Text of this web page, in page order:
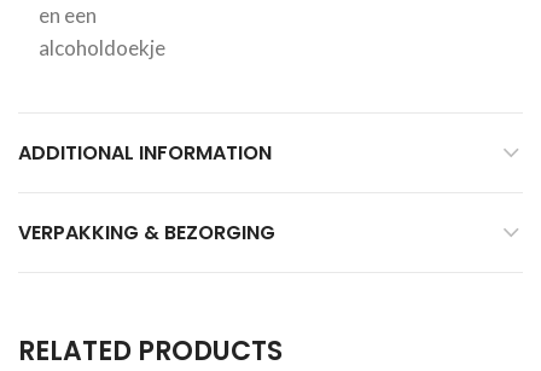
en een
alcoholdoekje
ADDITIONAL INFORMATION
VERPAKKING & BEZORGING
RELATED PRODUCTS